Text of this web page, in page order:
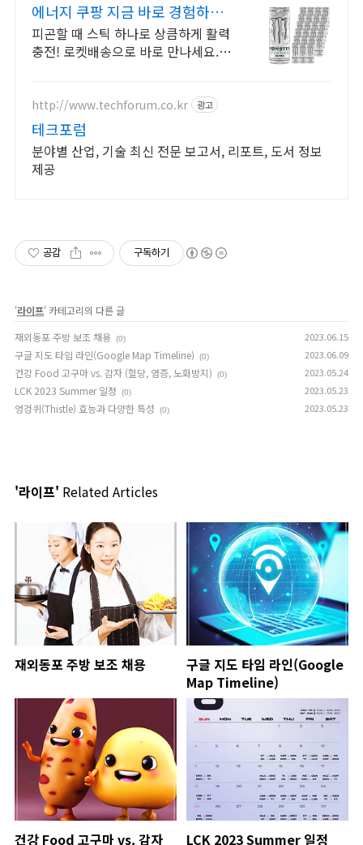
에너지 쿠팡 지금 바로 경험하세
요
피곤할 때 스틱 하나로 상큼하게 활력
충전! 로켓배송으로 바로 만나세요. 오
http://www.techforum.co.kr 광고
테크포럼
분야별 산업, 기술 최신 전문 보고서, 리포트, 도서 정보
제공
공감 구독하기
'라이프' 카테고리의 다른 글
재외동포 주방 보조 채용 (0) 2023.06.15
구글 지도 타임 라인(Google Map Timeline) (0) 2023.06.09
건강 Food 고구마 vs. 감자 (혈당, 염증, 노화방지) (0) 2023.05.24
LCK 2023 Summer 일정 (0) 2023.05.23
엉겅퀴(Thistle) 효능과 다양한 특성 (0) 2023.05.23
'라이프' Related Articles
재외동포 주방 보조 채용
구글 지도 타임 라인(Google
Map Timeline)
건강 Food 고구마 vs. 감자 LCK 2023 Summer 일정